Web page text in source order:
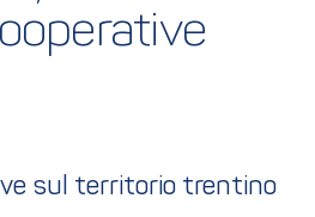
sul territorio trentino